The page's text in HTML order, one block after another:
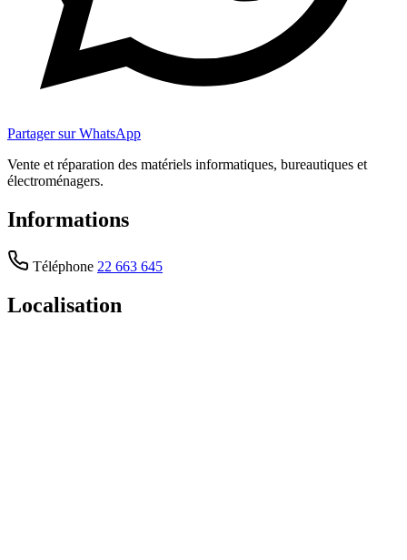
Partager sur WhatsApp
Vente et réparation des matériels informatiques, bureautiques et
électroménagers.
Informations
Téléphone 22 663 645
Localisation